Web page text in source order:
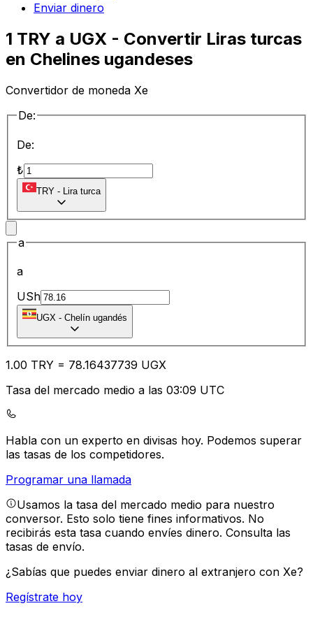
Enviar dinero
1 TRY a UGX - Convertir Liras turcas
en Chelines ugandeses
Convertidor de moneda Xe
De:
De:
₺
TRY - Lira turca
a
a
USh
UGX - Chelín ugandés
1.00 TRY = 78.16437739 UGX
Tasa del mercado medio a las 03:09 UTC
Habla con un experto en divisas hoy. Podemos superar
las tasas de los competidores.
Programar una llamada
Usamos la tasa del mercado medio para nuestro
conversor. Esto solo tiene fines informativos. No
recibirás esta tasa cuando envíes dinero. Consulta las
tasas de envío.
¿Sabías que puedes enviar dinero al extranjero con Xe?
Regístrate hoy